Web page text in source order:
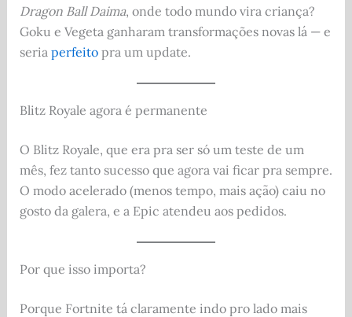
Dragon Ball Daima, onde todo mundo vira criança?
Goku e Vegeta ganharam transformações novas lá — e
seria perfeitopra um update.
Blitz Royale agora é permanente
O Blitz Royale, que era pra ser só um teste de um
mês, fez tanto sucesso que agora vai ficar pra sempre.
O modo acelerado (menos tempo, mais ação) caiu no
gosto da galera, e a Epic atendeu aos pedidos.
Por que isso importa?
Porque Fortnite tá claramente indo pro lado mais